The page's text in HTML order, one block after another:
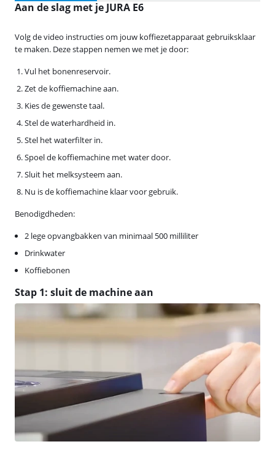
Aan de slag met je JURA E6
Volg de video instructies om jouw koffiezetapparaat gebruiksklaar
te maken. Deze stappen nemen we met je door:
Vul het bonenreservoir.
Zet de koffiemachine aan.
Kies de gewenste taal.
Stel de waterhardheid in.
Stel het waterfilter in.
Spoel de koffiemachine met water door.
Sluit het melksysteem aan.
Nu is de koffiemachine klaar voor gebruik.
Benodigdheden:
2 lege opvangbakken van minimaal 500 milliliter
Drinkwater
Koffiebonen
Stap 1: sluit de machine aan